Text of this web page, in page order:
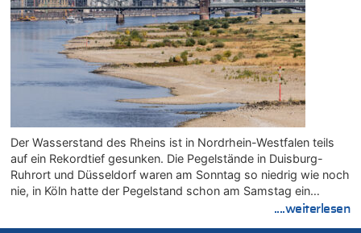
Der Wasserstand des Rheins ist in Nordrhein-Westfalen teils
auf ein Rekordtief gesunken. Die Pegelstände in Duisburg-
Ruhrort und Düsseldorf waren am Sonntag so niedrig wie noch
nie, in Köln hatte der Pegelstand schon am Samstag ein…
....weiterlesen